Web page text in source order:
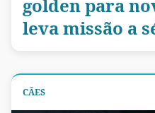
golden para
leva missão a
CÃES